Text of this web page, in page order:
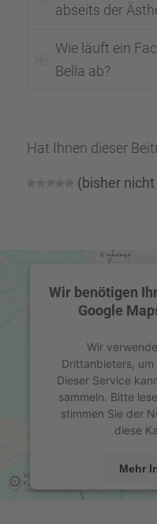
abseits der
Wie läuft ein
Bella ab?
Hat Ihnen dieser
(bisher
Wir benötigen
Google
Wir
Drittanbieters,
Dieser Service
sammeln. Bitte
stimmen Sie der
diese
Mehr